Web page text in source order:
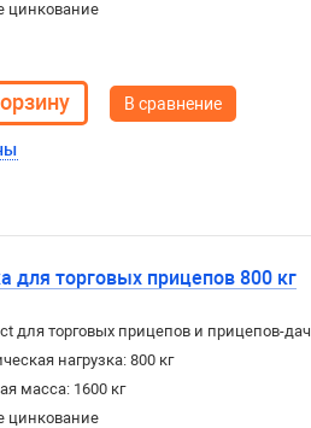
цинкование
В сравнение
для торговых прицепов 800 кг
для торговых прицепов и прицепов-
нагрузка: 800 кг
масса: 1600 кг
цинкование